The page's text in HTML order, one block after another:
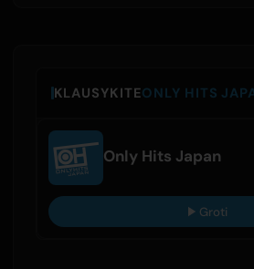
KLAUSYKITEONLY HITS
Only Hits Japan
Groti